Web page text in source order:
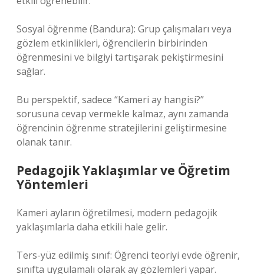
Sosyal öğrenme (Bandura): Grup çalışmaları veya
gözlem etkinlikleri, öğrencilerin birbirinden
öğrenmesini ve bilgiyi tartışarak pekiştirmesini
sağlar.
Bu perspektif, sadece “Kameri ay hangisi?”
sorusuna cevap vermekle kalmaz, aynı zamanda
öğrencinin öğrenme stratejilerini geliştirmesine
olanak tanır.
Pedagojik Yaklaşımlar ve Öğretim
Yöntemleri
Kameri ayların öğretilmesi, modern pedagojik
yaklaşımlarla daha etkili hale gelir.
Ters-yüz edilmiş sınıf: Öğrenci teoriyi evde öğrenir,
sınıfta uygulamalı olarak ay gözlemleri yapar.